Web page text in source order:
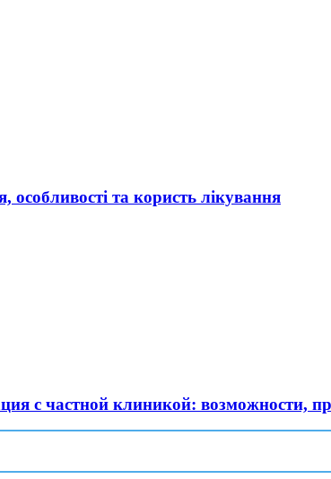
та користь лікування
с частной клиникой: возможности,